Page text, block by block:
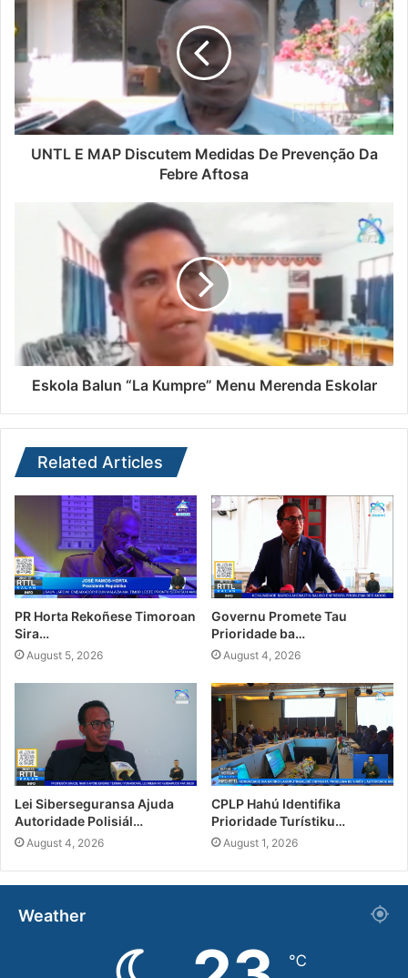
UNTL E MAP Discutem Medidas De Prevenção Da
Febre Aftosa
Eskola Balun “La Kumpre” Menu Merenda Eskolar
Related Articles
PR Horta Rekoñese Timoroan
Sira…
August 5, 2026
Governu Promete Tau
Prioridade ba…
August 4, 2026
Lei Siberseguransa Ajuda
Autoridade Polisiál…
August 4, 2026
CPLP Hahú Identifika
Prioridade Turístiku…
August 1, 2026
Weather
℃